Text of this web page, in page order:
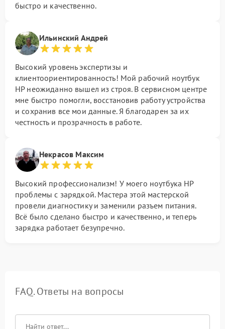
быстро и качественно.
Ильинский Андрей
Высокий уровень экспертизы и
клиентоориентированность! Мой рабочий ноутбук
HP неожиданно вышел из строя. В сервисном центре
мне быстро помогли, восстановив работу устройства
и сохранив все мои данные. Я благодарен за их
честность и прозрачность в работе.
Некрасов Максим
Высокий профессионализм! У моего ноутбука HP
проблемы с зарядкой. Мастера этой мастерской
провели диагностику и заменили разъем питания.
Всё было сделано быстро и качественно, и теперь
зарядка работает безупречно.
FAQ. Ответы на вопросы